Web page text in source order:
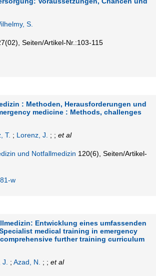
S.
(02) Seiten/Artikel-Nr.:103-115
: Methoden, Herausforderungen und
medicine : Methods, challenges
T. ; Lorenz, J. ; ; et al
und Notfallmedizin 120(6) Seiten/Artikel-
w
Entwicklung eines umfassenden
medical training in emergency
further training curriculum
; Azad, N. ; ; et al